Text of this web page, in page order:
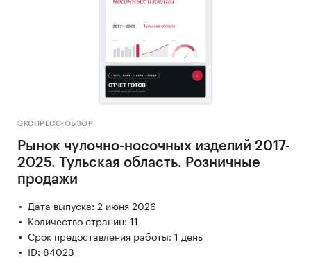
ЭКСПРЕСС-ОБЗОР
Рынок чулочно-носочных изделий 2017-
2025. Тульская область. Розничные
продажи
Дата выпуска: 2 июня 2026
Количество страниц: 11
Срок предоставления работы: 1 день
ID: 84023